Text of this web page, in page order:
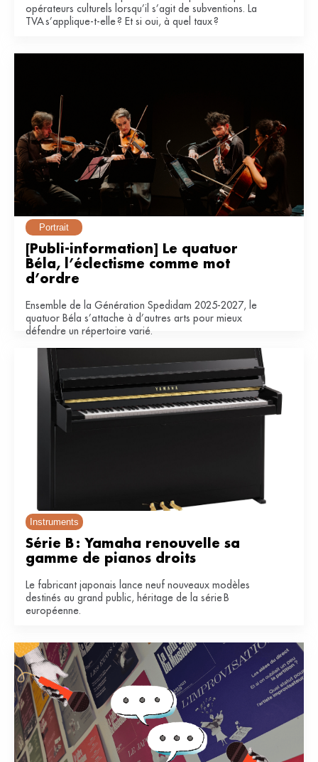
opérateurs culturels lorsqu’il s’agit de subventions. La
TVA s’applique-t-elle ? Et si oui, à quel taux ?
Portrait
[Publi-information] Le quatuor
Béla, l’éclectisme comme mot
d’ordre
Ensemble de la Génération Spedidam 2025-2027, le
quatuor Béla s’attache à d’autres arts pour mieux
défendre un répertoire varié.
Instruments
Série B : Yamaha renouvelle sa
gamme de pianos droits
Le fabricant japonais lance neuf nouveaux modèles
destinés au grand public, héritage de la série B
européenne.